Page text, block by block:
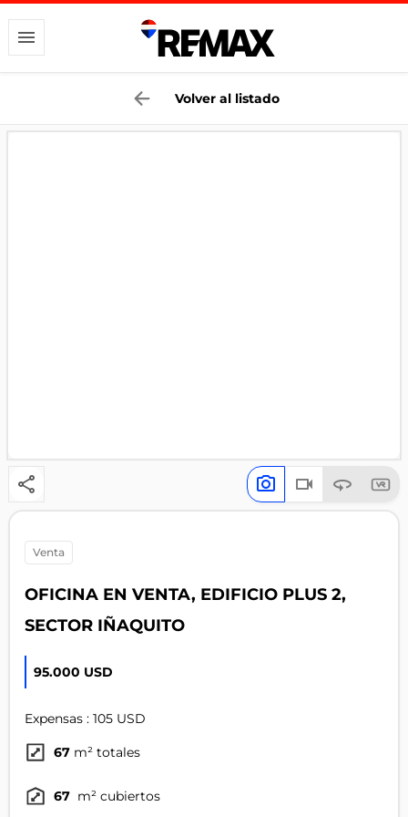
Volver al listado
venta
OFICINA EN VENTA, EDIFICIO PLUS 2,
SECTOR IÑAQUITO
95.000 USD
Expensas : 105 USD
67 m² totales
67 m² cubiertos